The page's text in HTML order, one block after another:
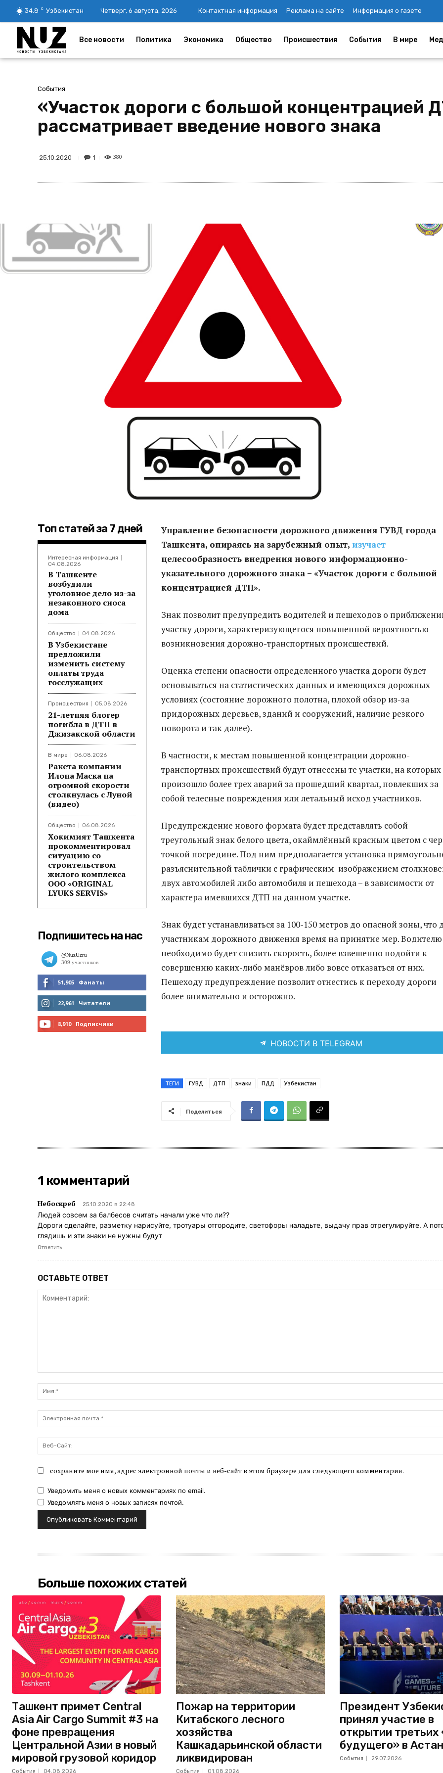
34.8 C Узбекистан Четверг, 6 августа, 2026 Контактная информация Реклама на сайте Информация о газете
Все новости Политика Экономика Общество Происшествия События В мире
События
«Участок дороги с большой концентрацией
рассматривает введение нового знака
25.10.2020 1 380
Топ статей за 7 дней
Интересная информация
04.08.2026
В Ташкенте
возбудили
уголовное дело из-за
незаконного сноса
дома
Общество 04.08.2026
В Узбекистане
предложили
изменить систему
оплаты труда
госслужащих
Происшествия 05.08.2026
21-летняя блогер
погибла в ДТП в
Джизакской области
В мире 06.08.2026
Ракета компании
Илона Маска на
огромной скорости
столкнулась с Луной
(видео)
Общество 06.08.2026
Хокимият Ташкента
прокомментировал
ситуацию со
строительством
жилого комплекса
ООО «ORIGINAL
LYUKS SERVIS»
Подпишитесь на нас
51,905 Фанаты
МНЕ НРАВИТСЯ
22,961 Читатели
8,910 Подписчики
Управление безопасности дорожного движения ГУВД города
Ташкента, опираясь на зарубежный опыт, изучает
целесообразность внедрения нового информационно-
указательного дорожного знака – «Участок дороги с большой
концентрацией ДТП».
Знак позволит предупредить водителей и пешеходов о
участку дороги, характеризующегося повышенной вероятностью
возникновения дорожно-транспортных происшествий.
Оценка степени опасности определенного участка дороги будет
основываться на статистических данных и имеющихся дорожных
условиях (состояние дорожного полотна, плохой обзор из-за
придорожных деревьев, зданий и сооружений, наличие резкого
поворота и так далее).
В частности, к местам повышенной концентрации дорожно-
транспортных происшествий будут отнесены те участки, на которых
произошло более трех аварий за прошедший квартал, повлекших за
собой телесные повреждения или летальный исход участников.
Предупреждение нового формата будет представлять собой
треугольный знак белого цвета, окаймлённый красным цветом с
точкой посредине. Под ним предполагается установка
разъяснительной таблички с графическим изображением
двух автомобилей либо автомобиля и пешехода – в зависимости от
характера имевшихся ДТП на данном участке.
Знак будет устанавливаться за 100-150 метров до опасной зоны, что
участникам дорожного движения время на принятие мер. Водителю
необходимо будет снизить скорость, более взвешенно подойти к
совершению каких-либо манёвров либо вовсе отказаться от них.
Пешеходу предупреждение позволит отнестись к переходу дороги
более внимательно и осторожно.
НОВОСТИ В TELEGRAM
ТЕГИ ГУВД ДТП знаки ПДД Узбекистан
Поделиться
1 комментарий
Небоскреб 25.10.2020 в 22:48
Людей совсем за балбесов считать начали уже что ли??
Дороги сделайте, разметку нарисуйте, тротуары отгородите, светофоры наладьте, выдачу прав отрегулируйте. А
глядишь и эти знаки не нужны будут
Ответить
ОСТАВЬТЕ ОТВЕТ
сохраните мое имя, адрес электронной почты и веб-сайт в этом браузере для следующего комментария.
Уведомить меня о новых комментариях по email.
Уведомлять меня о новых записях почтой.
Больше похожих статей
Ташкент примет Central
Asia Air Cargo Summit #3 на
фоне превращения
Центральной Азии в новый
мировой грузовой коридор
События 04.08.2026
Пожар на территории
Китабского лесного
хозяйства
Кашкадарьинской области
ликвидирован
События 01.08.2026
Президент
принял участие в
открытии третьих
будущего» в
События 29.07.2026